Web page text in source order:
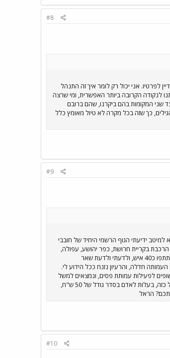
#8
לפרטיו. אני יכול רק לומר איך זה התנהל
לנקודה הקרובה ביותר האפשרית, ומי שרצה
שני המקומות בהם ביקרנו, שהם ברובם
כך שזה בכל מקרה לא טיול מאומץ כלל
#9
ידיעתי הגוף הרשמי היחיד של חובבי
בקריית חרושת, כפר יהושע, עפולה,
ביתן שאן, גשר, צמח ובגשרי הרכבת הגדולים ליד חמת גדר. הטיול הודרך ע"י פעילי העמותה, ובהם כמה ממומחי הרכבת הגדולים בארץ. בטיול השתתפו כ40 איש, ולדעתי ולדעת שאר
חדלה, והרעיון נזנח ככל הידוע לי.
לפעילות עמותת פסים, ונמצאים למשל
פה בפורום. אם נצליח ליצור מומנטום של ביקוש לטיול כזה, אני בטוח שניתן יהיה לארגן משהו, גם בלי העמותה. אז אם הייתם רוצים להשתתף בטיול כזה, בעלות לאדם בסדר גודל של 50 ש"ח,
הראל
#10